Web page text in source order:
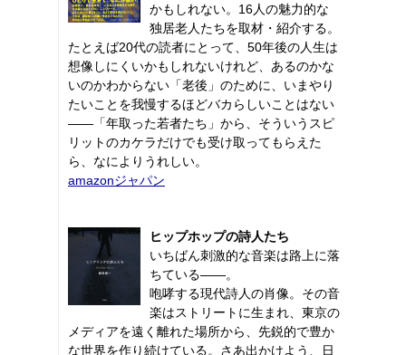
かもしれない。16人の魅力的な
独居老人たちを取材・紹介する。
たとえば20代の読者にとって、50年後の人生は
想像しにくいかもしれないけれど、あるのかな
いのかわからない「老後」のために、いまやり
たいことを我慢するほどバカらしいことはない
――「年取った若者たち」から、そういうスピ
リットのカケラだけでも受け取ってもらえた
ら、なによりうれしい。
amazonジャパン
ヒップホップの詩人たち
いちばん刺激的な音楽は路上に落
ちている――。
咆哮する現代詩人の肖像。その音
楽はストリートに生まれ、東京の
メディアを遠く離れた場所から、先鋭的で豊か
な世界を作り続けている。さあ出かけよう、日